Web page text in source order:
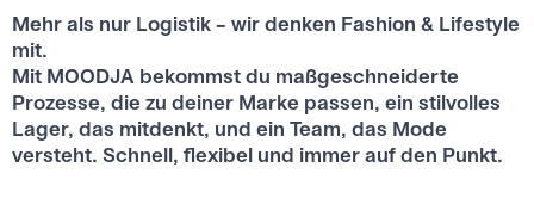
Mehr als nur Logistik – wir denken Fashion & Lifestyle
mit.
Mit MOODJA bekommst du maßgeschneiderte
Prozesse, die zu deiner Marke passen, ein stilvolles
Lager, das mitdenkt, und ein Team, das Mode
versteht. Schnell, flexibel und immer auf den Punkt.